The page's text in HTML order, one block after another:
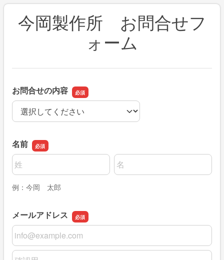
今岡製作所 お問合せフ
ォーム
お問合せの内容
お問合せの内容
名前
名前の姓
名前の名
例：今岡 太郎
メールアドレス
メールアドレス
メールアドレスの確認用